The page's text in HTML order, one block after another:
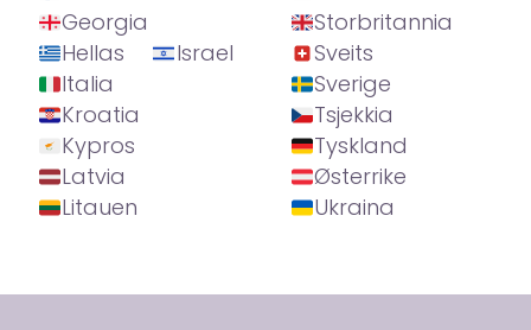
Georgia
Hellas
Israel
Italia
Kroatia
Kypros
Latvia
Litauen
Storbritannia
Sveits
Sverige
Tsjekkia
Tyskland
Østerrike
Ukraina